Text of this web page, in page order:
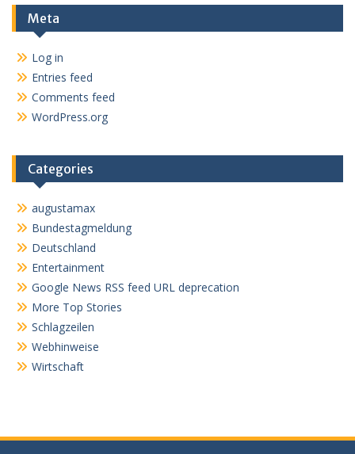
Meta
Log in
Entries feed
Comments feed
WordPress.org
Categories
augustamax
Bundestagmeldung
Deutschland
Entertainment
Google News RSS feed URL deprecation
More Top Stories
Schlagzeilen
Webhinweise
Wirtschaft